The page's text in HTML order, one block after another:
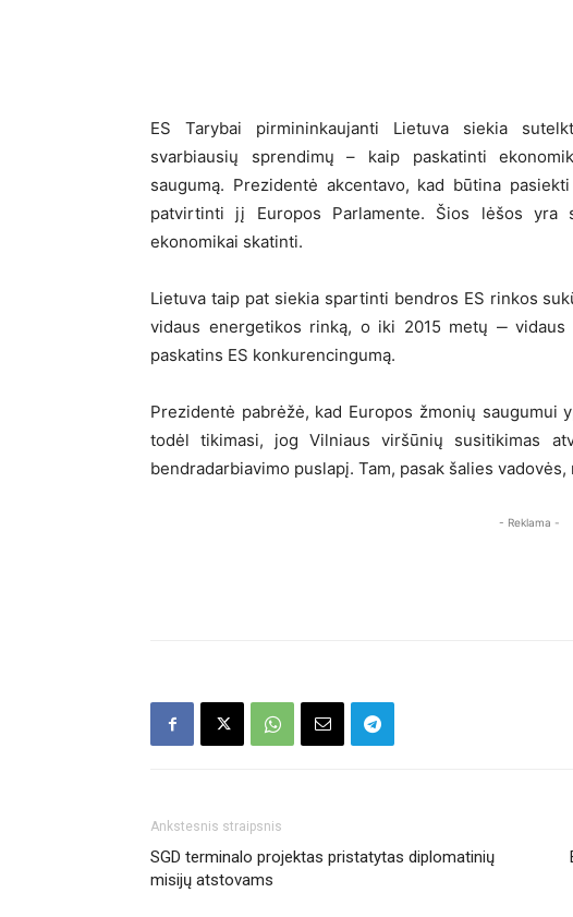
ES Tarybai pirmininkaujanti Lietuva siekia
svarbiausių sprendimų – kaip paskatinti
saugumą. Prezidentė akcentavo, kad būtina
patvirtinti jį Europos Parlamente. Šios lėšos
ekonomikai skatinti.
Lietuva taip pat siekia spartinti bendros ES rinkos
vidaus energetikos rinką, o iki 2015 metų ‒
paskatins ES konkurencingumą.
Prezidentė pabrėžė, kad Europos žmonių saugumui
todėl tikimasi, jog Vilniaus viršūnių susitikimas
bendradarbiavimo puslapį. Tam, pasak šalies
- Reklama -
Ankstesnis straipsnis
SGD terminalo projektas pristatytas diplomatinių
misijų atstovams